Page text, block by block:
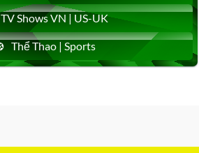
TV Shows VN | US-UK
Thể Thao | Sports